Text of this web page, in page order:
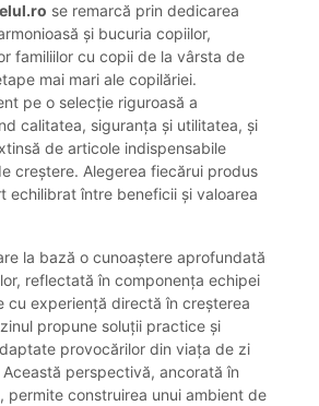
se remarcă prin dedicarea
și bucuria copiilor,
familiilor cu copii de la vârsta de
mai mari ale copilăriei.
pe o selecție riguroasă a
calitatea, siguranța și utilitatea, și
de articole indispensabile
creștere. Alegerea fiecărui produs
echilibrat între beneficii și valoarea
la bază o cunoaștere aprofundată
reflectată în componența echipei
cu experiență directă în creșterea
propune soluții practice și
provocărilor din viața de zi
perspectivă, ancorată în
permite construirea unui ambient de